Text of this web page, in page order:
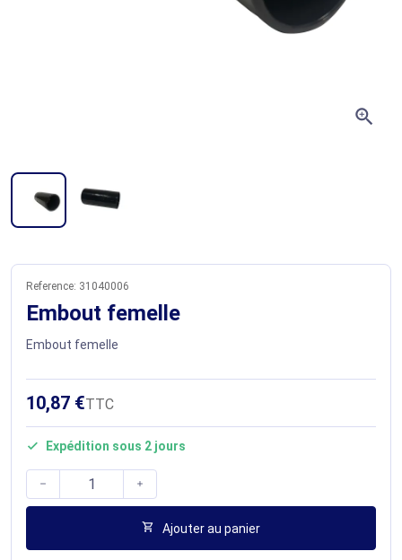
zoom_in
Reference: 31040006
Embout femelle
Embout femelle
10,87 €TTC
 Expédition sous 2 jours
 
 Ajouter au panier